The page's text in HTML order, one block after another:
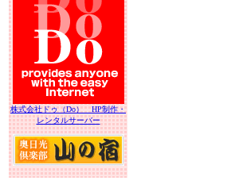
株式会社ドゥ（Do） HP制作・
レンタルサーバー